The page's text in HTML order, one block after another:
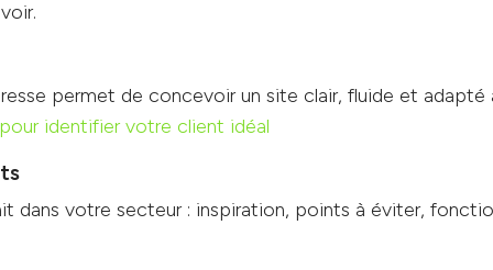
permet de concevoir un site clair, fluide et
identifier votre client idéal
dans votre secteur : inspiration, points à éviter,